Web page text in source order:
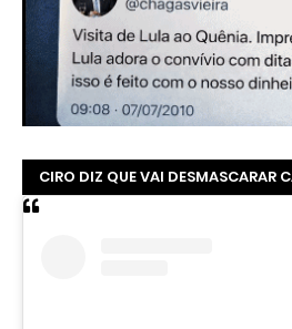
CIRO DIZ QUE VAI DESMASCARAR